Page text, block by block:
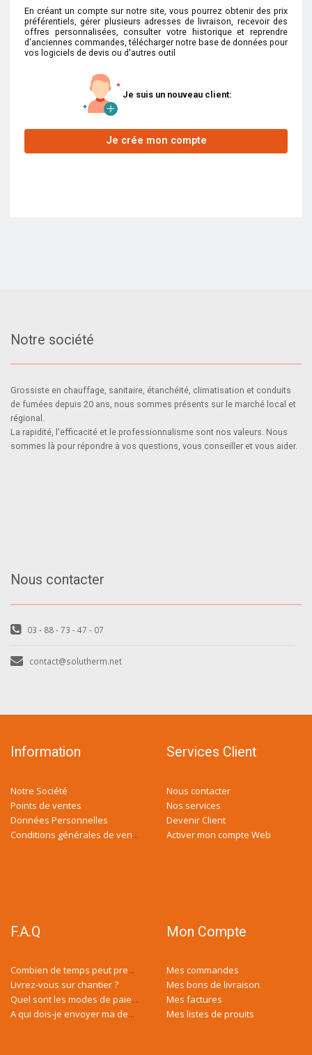
En créant un compte sur notre site, vous pourrez obtenir des prix
préférentiels, gérer plusieurs adresses de livraison, recevoir des
offres personnalisées, consulter votre historique et reprendre
d'anciennes commandes, télécharger notre base de données pour
vos logiciels de devis ou d'autres outil
Je suis un nouveau client:
Je crée mon compte
Notre société
Grossiste en chauffage, sanitaire, étanchéité, climatisation et conduits
de fumées depuis 20 ans, nous sommes présents sur le marché local et
régional.
La rapidité, l'efficacité et le professionnalisme sont nos valeurs. Nous
sommes là pour répondre à vos questions, vous conseiller et vous aider.
Nous contacter
03 - 88 - 73 - 47 - 07
contact@solutherm.net
Information
Notre Société
Points de ventes
Données Personnelles
Conditions générales de ventes
Services Client
Nous contacter
Nos services
Devenir Client
Activer mon compte Web
F.A.Q
Combien de temps peut prendre ma demande de devis ?
Livrez-vous sur chantier ?
Quel sont les modes de paiement ?
A qui dois-je envoyer ma demande de devis ?
Mon Compte
Mes commandes
Mes bons de livraison
Mes factures
Mes listes de prouits